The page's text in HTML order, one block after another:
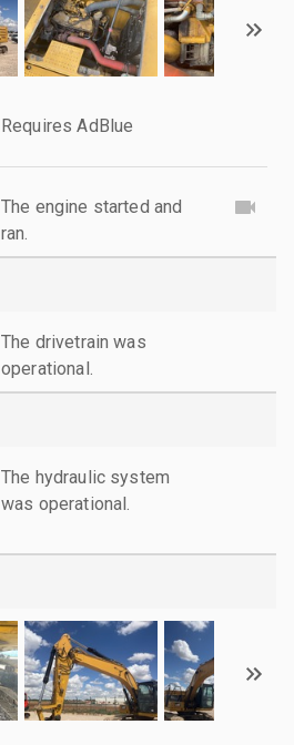
Requires AdBlue
The engine started and
ran.
The drivetrain was
operational.
The hydraulic system
was operational.